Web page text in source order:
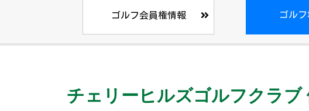
ゴルフ会員権情報 ゴル
チェリーヒルズゴルフクラブ